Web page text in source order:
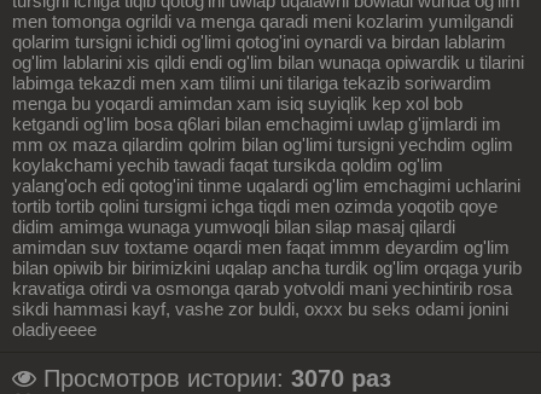
men tomonga ogrildi va menga qaradi meni kozlarim yumilgandi
qolarim tursigni ichidi og'limi qotog'ini oynardi va birdan lablarim
og'lim lablarini xis qildi endi og'lim bilan wunaqa opiwardik u tilarini
labimga tekazdi men xam tilimi uni tilariga tekazib soriwardim
menga bu yoqardi amimdan xam isiq suyiqlik kep xol bob
ketgandi og'lim bosa q6lari bilan emchagimi uwlap g'ijmlardi im
mm ox maza qilardim qolrim bilan og'limi tursigni yechdim oglim
koylakchami yechib tawadi faqat tursikda qoldim og'lim
yalang'och edi qotog'ini tinme uqalardi og'lim emchagimi uchlarini
tortib tortib qolini tursigmi ichga tiqdi men ozimda yoqotib qoye
didim amimga wunaga yumwoqli bilan silap masaj qilardi
amimdan suv toxtame oqardi men faqat immm deyardim og'lim
bilan opiwib bir birimizkini uqalap ancha turdik og'lim orqaga yurib
kravatiga otirdi va osmonga qarab yotvoldi mani yechintirib rosa
sikdi hammasi kayf, vashe zor buldi, oxxx bu seks odami jonini
oladiyeeee
Просмотров истории: 3070 раз